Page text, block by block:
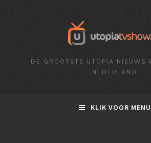
DE GROOTSTE UTOPIA NIEUWS
NEDERLAND
KLIK VOOR MENU